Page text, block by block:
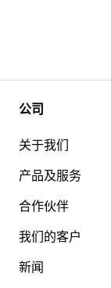
公司
关于我们
产品及服务
合作伙伴
我们的客户
新闻